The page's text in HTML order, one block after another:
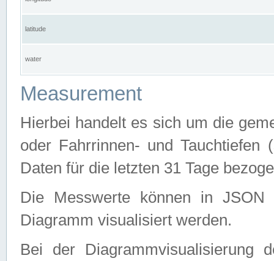
latitude
water
Measurement
Hierbei handelt es sich um die
oder Fahrrinnen- und Tauchtiefen
Daten für die letzten 31 Tage
Die Messwerte können in
Diagramm visualisiert werden.
Bei der Diagrammvisualisierung